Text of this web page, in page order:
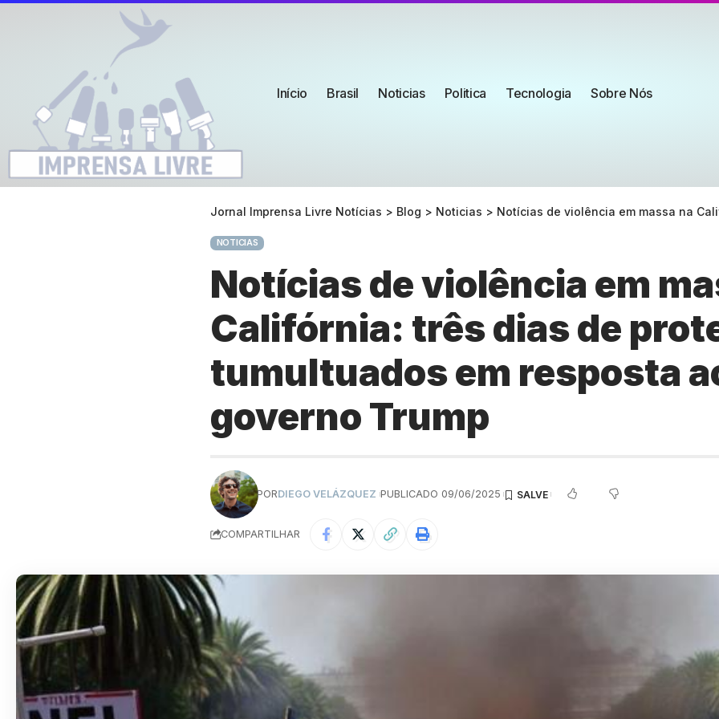
Início Brasil Noticias Politica Tecnologia Sobre Nós
Jornal Imprensa Livre Notícias > Blog > Noticias > Notícias de violência em massa na Califórnia: três dias de
NOTICIAS
Notícias de violência em
Califórnia: três dias de
tumultuados em resposta
governo Trump
PORDIEGO VELÁZQUEZ PUBLICADO 09/06/2025
COMPARTILHAR